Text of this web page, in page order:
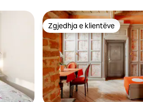
Zgjedhja e klientëve
Zgjedhja e klientëve